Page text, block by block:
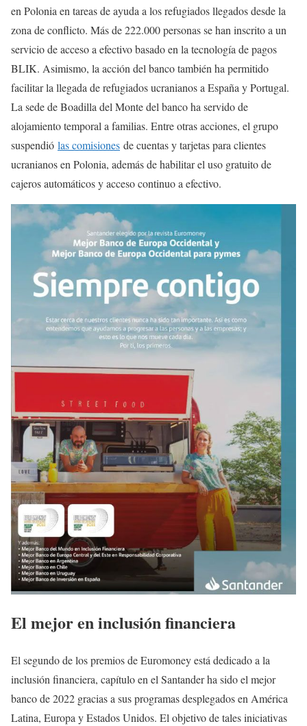
en Polonia en tareas de ayuda a los refugiados llegados desde la
zona de conflicto. Más de 222.000 personas se han inscrito a un
servicio de acceso a efectivo basado en la tecnología de pagos
BLIK. Asimismo, la acción del banco también ha permitido
facilitar la llegada de refugiados ucranianos a España y Portugal.
La sede de Boadilla del Monte del banco ha servido de
alojamiento temporal a familias. Entre otras acciones, el grupo
suspendió las comisiones de cuentas y tarjetas para clientes
ucranianos en Polonia, además de habilitar el uso gratuito de
cajeros automáticos y acceso continuo a efectivo.
El mejor en inclusión financiera
El segundo de los premios de Euromoney está dedicado a la
inclusión financiera, capítulo en el Santander ha sido el mejor
banco de 2022 gracias a sus programas desplegados en América
Latina, Europa y Estados Unidos. El objetivo de tales iniciativas